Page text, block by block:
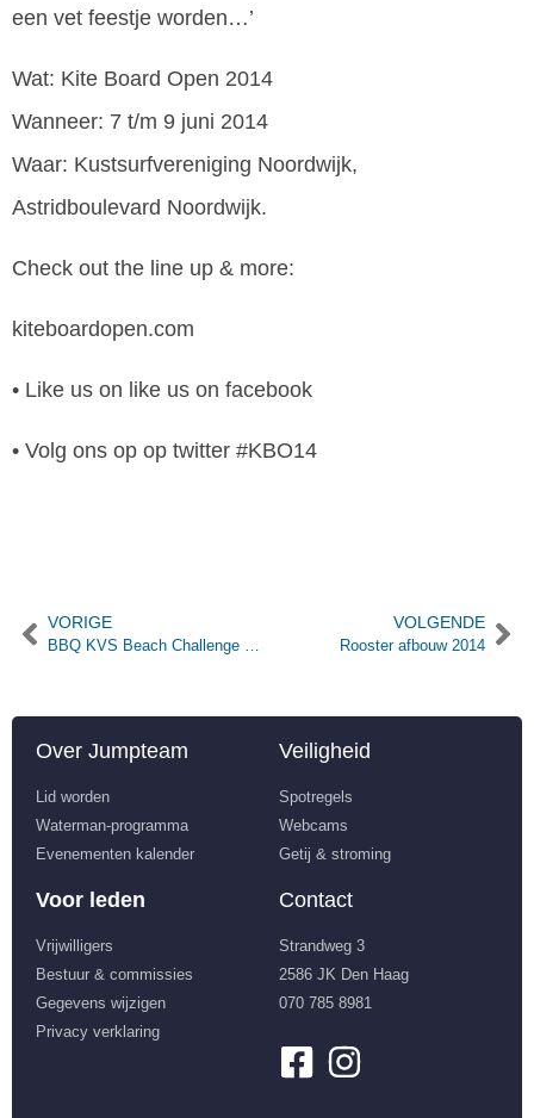
een vet feestje worden…’
Wat: Kite Board Open 2014
Wanneer: 7 t/m 9 juni 2014
Waar: Kustsurfvereniging Noordwijk,
Astridboulevard Noordwijk.
Check out the line up & more:
kiteboardopen.com
• Like us on like us on facebook
• Volg ons op op twitter #KBO14
VORIGE
BBQ KVS Beach Challenge 2014
VOLGENDE
Rooster afbouw 2014
Over Jumpteam
Lid worden
Waterman-programma
Evenementen kalender
Veiligheid
Spotregels
Webcams
Getij & stroming
Voor leden
Vrijwilligers
Bestuur & commissies
Gegevens wijzigen
Privacy verklaring
Contact
Strandweg 3
2586 JK Den Haag
070 785 8981